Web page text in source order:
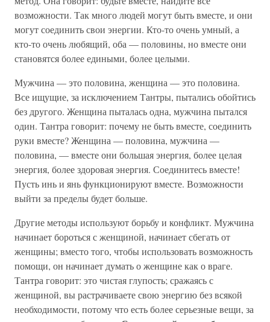
возможности. Так много людей могут быть вместе, и они
могут соединить свои энергии. Кто-то очень умный, а
кто-то очень любящий, оба — половины, но вместе они
становятся более едиными, более целыми.
Мужчина — это половина, женщина — это половина.
Все ищущие, за исключением Тантры, пытались обойтись
без другого. Женщина пыталась одна, мужчина пытался
один. Тантра говорит: почему не быть вместе, соединить
руки вместе? Женщина — половина, мужчина —
половина, — вместе они большая энергия, более целая
энергия, более здоровая энергия. Соединитесь вместе!
Пусть инь и янь функционируют вместе. Возможности
выйти за пределы будет больше.
Другие методы используют борьбу и конфликт. Мужчина
начинает бороться с женщиной, начинает сбегать от
женщины; вместо того, чтобы использовать возможность
помощи, он начинает думать о женщине как о враге.
Тантра говорит: это чистая глупость; сражаясь с
женщиной, вы растрачиваете свою энергию без всякой
необходимости, потому что есть более серьезные вещи, за